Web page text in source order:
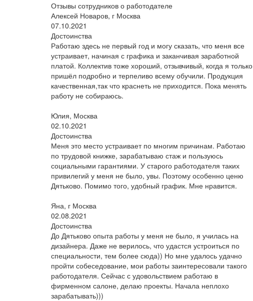
Отзывы сотрудников о работодателе
Алексей Новаров, г Москва
07.10.2021
Достоинства
Работаю здесь не первый год и могу сказать, что меня все
устраивает, начиная с графика и заканчивая заработной
платой. Коллектив тоже хороший, отзывчивый, когда я только
пришёл подробно и терпеливо всему обучили. Продукция
качественная,так что краснеть не приходится. Пока менять
работу не собираюсь.
Юлия, Москва
02.10.2021
Достоинства
Меня это место устраивает по многим причинам. Работаю
по трудовой книжке, зарабатываю стаж и пользуюсь
социальными гарантиями. У старого работодателя таких
привилегий у меня не было, увы. Поэтому особенно ценю
Дятьково. Помимо того, удобный график. Мне нравится.
Яна, г Москва
02.08.2021
Достоинства
До Дятьково опыта работы у меня не было, я училась на
дизайнера. Даже не верилось, что удастся устроиться по
специальности, тем более сюда)) Но мне удалось удачно
пройти собеседование, мои работы заинтересовали такого
работодателя. Сейчас с удовольствием работаю в
фирменном салоне, делаю проекты. Начала неплохо
зарабатывать)))